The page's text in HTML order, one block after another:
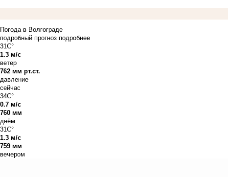
Погода в Волгограде
подробный прогноз подробнее
31C°
1.3 м/с
ветер
762 мм рт.ст.
давление
сейчас
34C°
0.7 м/с
760 мм
днём
31C°
1.3 м/с
759 мм
вечером